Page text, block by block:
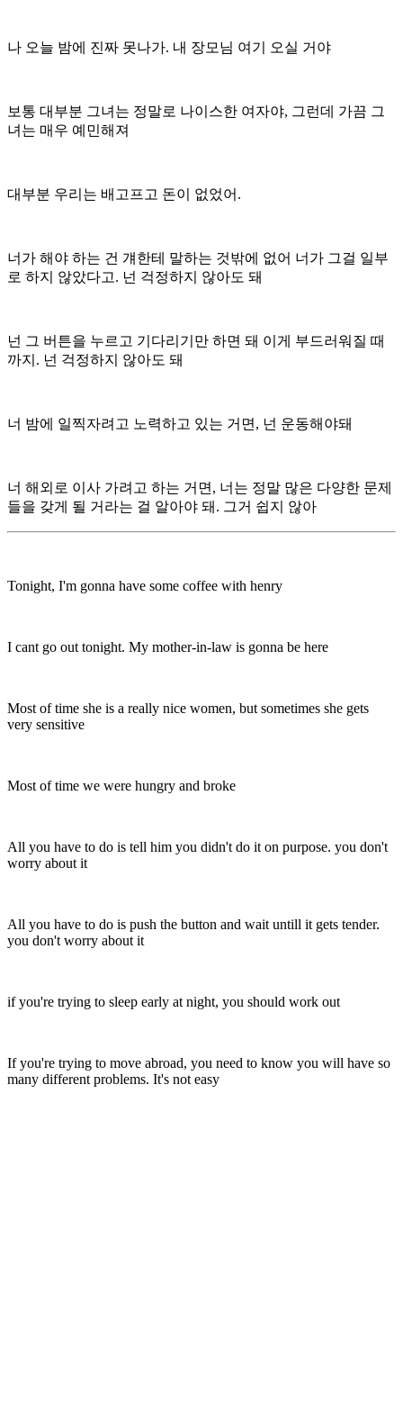
나 오늘 밤에 진짜 못나가. 내 장모님 여기 오실 거야
보통 대부분 그녀는 정말로 나이스한 여자야, 그런데 가끔 그
녀는 매우 예민해져
대부분 우리는 배고프고 돈이 없었어.
너가 해야 하는 건 걔한테 말하는 것밖에 없어 너가 그걸 일부
로 하지 않았다고. 넌 걱정하지 않아도 돼
넌 그 버튼을 누르고 기다리기만 하면 돼 이게 부드러워질 때
까지. 넌 걱정하지 않아도 돼
너 밤에 일찍자려고 노력하고 있는 거면, 넌 운동해야돼
너 해외로 이사 가려고 하는 거면, 너는 정말 많은 다양한 문제
들을 갖게 될 거라는 걸 알아야 돼. 그거 쉽지 않아
Tonight, I'm gonna have some coffee with henry
I cant go out tonight. My mother-in-law is gonna be here
Most of time she is a really nice women, but sometimes she gets
very sensitive
Most of time we were hungry and broke
All you have to do is tell him you didn't do it on purpose. you don't
worry about it
All you have to do is push the button and wait untill it gets tender.
you don't worry about it
if you're trying to sleep early at night, you should work out
If you're trying to move abroad, you need to know you will have so
many different problems. It's not easy